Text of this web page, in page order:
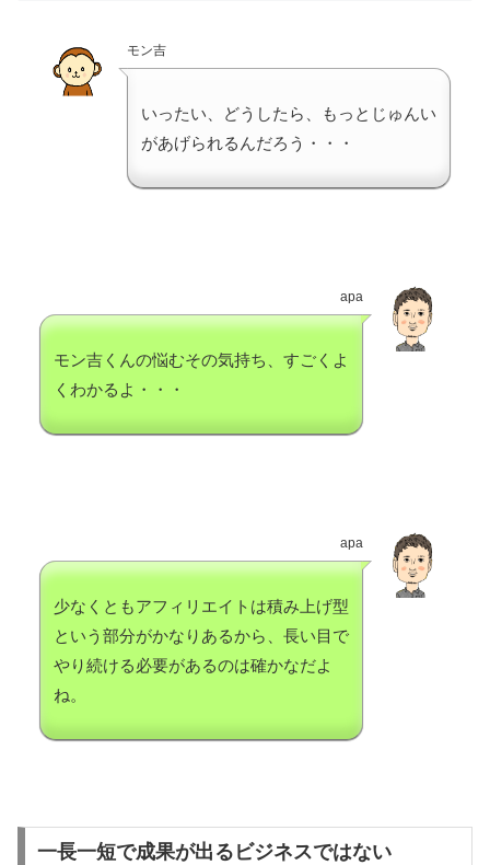
モン吉
いったい、どうしたら、もっとじゅんい
があげられるんだろう・・・
apa
モン吉くんの悩むその気持ち、すごくよ
くわかるよ・・・
apa
少なくともアフィリエイトは積み上げ型
という部分がかなりあるから、長い目で
やり続ける必要があるのは確かなだよ
ね。
一長一短で成果が出るビジネスではない